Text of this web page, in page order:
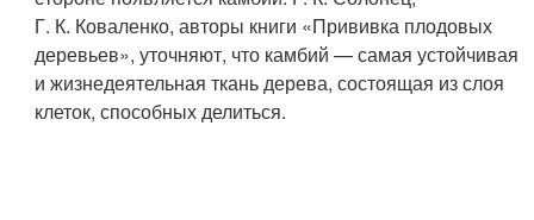
Г. К. Коваленко, авторы книги «Прививка плодовых
деревьев», уточняют, что камбий — самая устойчивая
и жизнедеятельная ткань дерева, состоящая из слоя
клеток, способных делиться.